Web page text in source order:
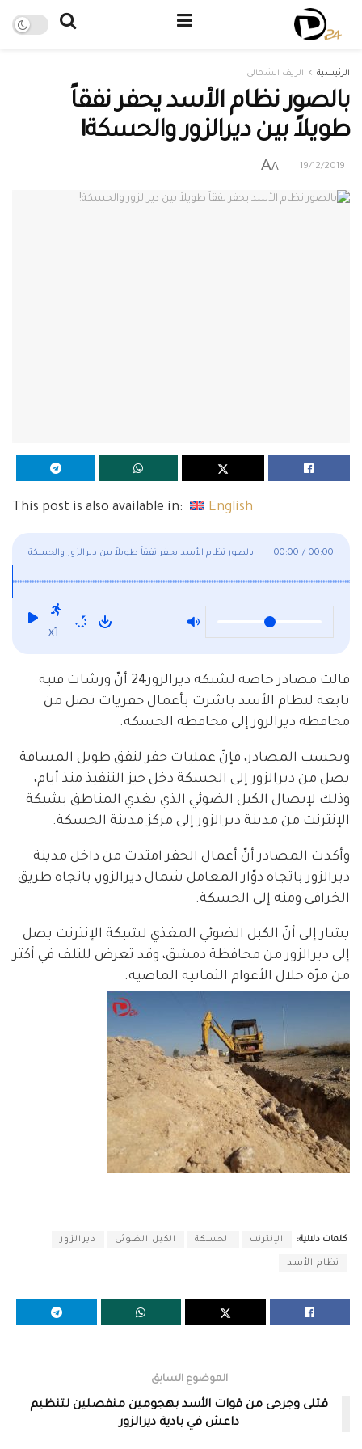
الرئيسية الريف الشمالي
بالصور نظام الأسد يحفر نفقاً
طويلاً بين ديرالزور والحسكة!
19/12/2019
A
A
This post is also available in: English
بالصور نظام الأسد يحفر نفقاً طويلاً بين ديرالزور والحسكة! 00:00 / 00:00
x1
قالت مصادر خاصة لشبكة ديرالزور24 أنّ ورشات فنية
تابعة لنظام الأسد باشرت بأعمال حفريات تصل من
محافظة ديرالزور إلى محافظة الحسكة.
وبحسب المصادر، فإنّ عمليات حفر لنفق طويل المسافة
يصل من ديرالزور إلى الحسكة دخل حيز التنفيذ منذ أيام،
وذلك لإيصال الكبل الضوئي الذي يغذي المناطق بشبكة
الإنترنت من مدينة ديرالزور إلى مركز مدينة الحسكة.
وأكدت المصادر أنّ أعمال الحفر امتدت من داخل مدينة
ديرالزور باتجاه دوّار المعامل شمال ديرالزور، باتجاه طريق
الخرافي ومنه إلى الحسكة.
يشار إلى أنّ الكبل الضوئي المغذي لشبكة الإنترنت يصل
إلى ديرالزور من محافظة دمشق، وقد تعرض للتلف في أكثر
من مرّة خلال الأعوام الثمانية الماضية.
كلمات دلالية: الإنترنت الحسكة الكبل الضوئي ديرالزور
نظام الأسد
الموضوع السابق
قتلى وجرحى من قوات الأسد بهجومين منفصلين لتنظيم
داعش في بادية ديرالزور